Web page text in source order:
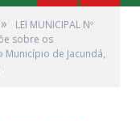
»
LEI MUNICIPAL Nº
sobre os
de Jacundá,